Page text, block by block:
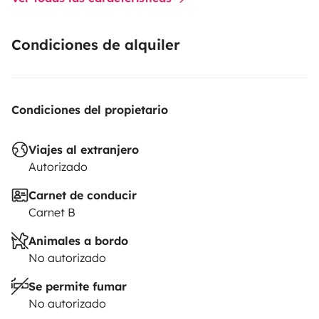
- Autonomía y electricidad: Disfruta de 3 días de
día para continuar.- Prestaciones fiables: El nuevo
salido de mantenimiento para mayor tranquilidad.
Condiciones de alquiler
Condiciones del propietario
Viajes al extranjero
Autorizado
Carnet de conducir
Carnet B
Animales a bordo
No autorizado
Se permite fumar
No autorizado